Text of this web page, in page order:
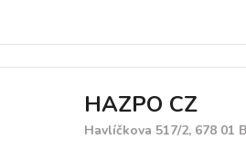
HAZPO CZ
Havlíčkova 517/2, 678 01